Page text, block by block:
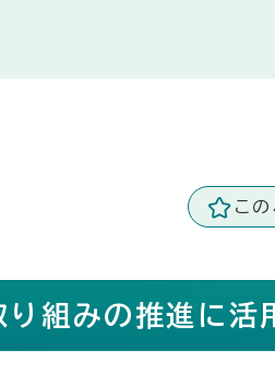
こ
組みの推進に活